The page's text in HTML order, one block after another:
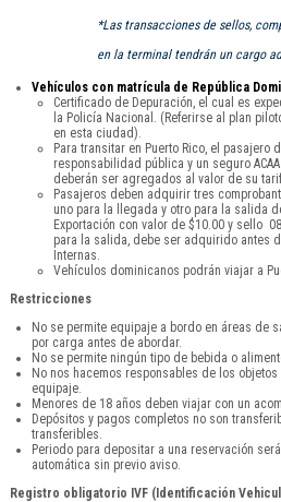
*Las transacciones de sellos,
en la terminal tendrán un cargo
Vehículos con matrícula de República
Certificado de Depuración, el cual es
la Policía Nacional. (Referirse al plan
en esta ciudad).
Para transitar en Puerto Rico, el
responsabilidad pública y un seguro
deberán ser agregados al valor de su
Pasajeros deben adquirir tres
uno para la llegada y otro para la salida
Exportación con valor de $10.00 y sello
para la salida, debe ser adquirido antes
Internas.
Vehículos dominicanos podrán viajar a
Restricciones
No se permite equipaje a bordo en áreas de
por carga antes de abordar.
No se permite ningún tipo de bebida o
No nos hacemos responsables de los
equipaje.
Menores de 18 años deben viajar con un
Depósitos y pagos completos no son
transferibles.
Periodo para depositar a una reservación
automática sin previo aviso.
Registro obligatorio IVF (Identificación